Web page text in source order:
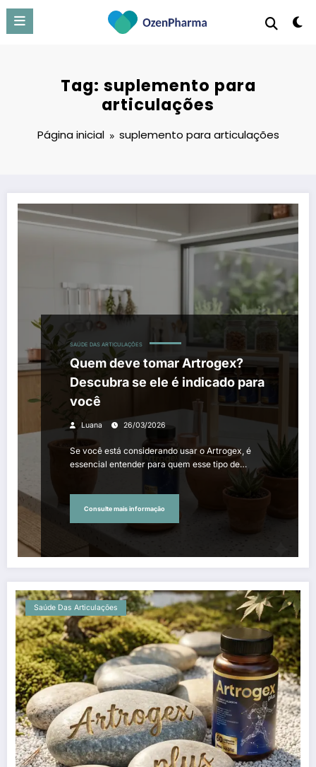
Pular
para
Tag: suplemento para
articulações
Página inicial suplemento para articulações
SAÚDE DAS ARTICULAÇÕES
Quem deve tomar Artrogex?
Descubra se ele é indicado para
você
Luana 26/03/2026
Se você está considerando usar o Artrogex, é
essencial entender para quem esse tipo de…
Consulte mais informação
Saúde Das Articulações